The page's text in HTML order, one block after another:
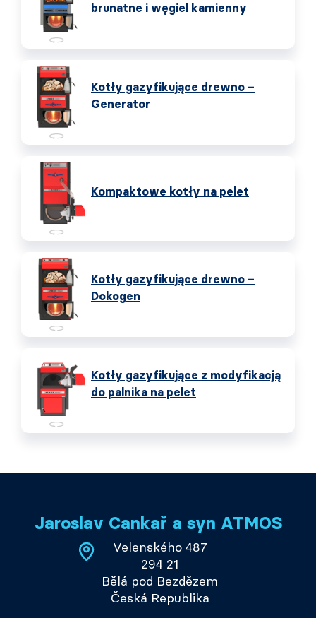
brunatne i węgiel kamienny
Kotły gazyfikujące drewno –
Generator
Kompaktowe kotły na pelet
Kotły gazyfikujące drewno –
Dokogen
Kotły gazyfikujące z modyfikacją
do palnika na pelet
Jaroslav Cankař a syn ATMOS
Velenského 487
294 21
Bělá pod Bezdězem
Česká Republika